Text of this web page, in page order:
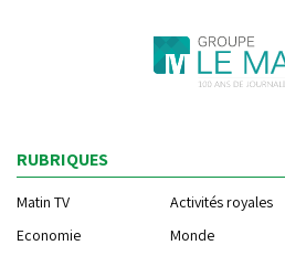
RUBRIQUES
Matin TV Activités royales
Economie
Monde